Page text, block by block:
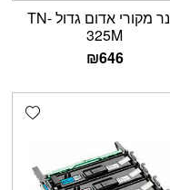
טונר מקורי אדום גדול TN-
325M
₪646